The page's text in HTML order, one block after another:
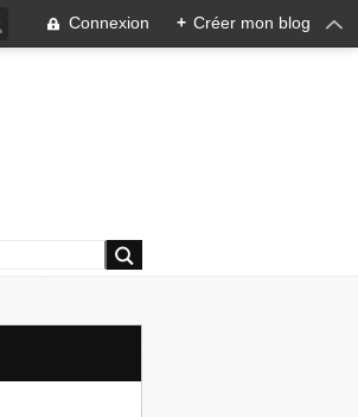
Connexion + Créer mon blog